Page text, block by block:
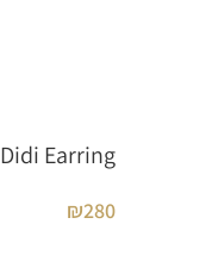
Didi Earring
₪280